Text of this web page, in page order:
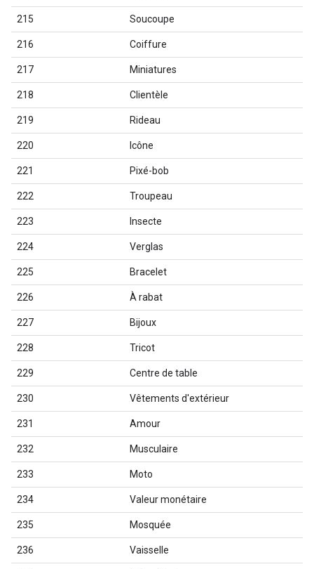
215 Soucoupe
216 Coiffure
217 Miniatures
218 Clientèle
219 Rideau
220 Icône
221 Pixé-bob
222 Troupeau
223 Insecte
224 Verglas
225 Bracelet
226 À rabat
227 Bijoux
228 Tricot
229 Centre de table
230 Vêtements d'extérieur
231 Amour
232 Musculaire
233 Moto
234 Valeur monétaire
235 Mosquée
236 Vaisselle